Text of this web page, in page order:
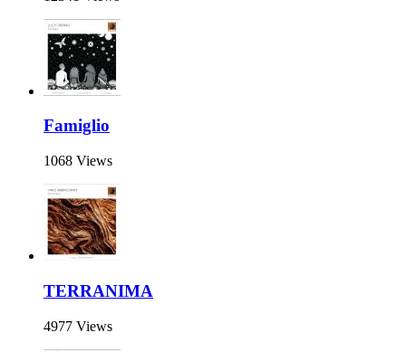
Famiglio
1068 Views
TERRANIMA
4977 Views